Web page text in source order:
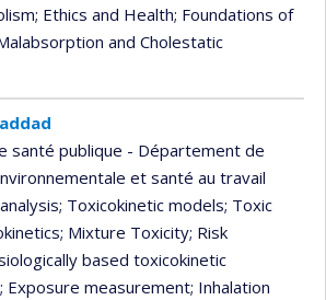
; Ethics and Health; Foundations of
and Cholestatic
santé publique - Département de
et santé au travail
; Toxicokinetic models; Toxic
; Mixture Toxicity; Risk
based toxicokinetic
; Exposure measurement; Inhalation